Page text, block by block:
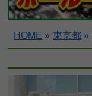
HOME » 東京都 »